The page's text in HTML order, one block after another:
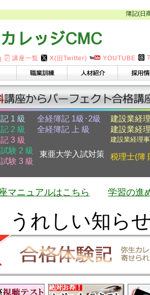
簿記(日
YOUTUBE
X(旧Twitter)
講座一覧
1 級
2 級
3 級
験 2 級
験 3 級
全経簿記 1級･2級
全経簿記 上 級
東亜大学入試対策
建設業経
建設業経
建設業経理
税理士(簿
マニュアルはこちら 学習の進
うれしい知ら